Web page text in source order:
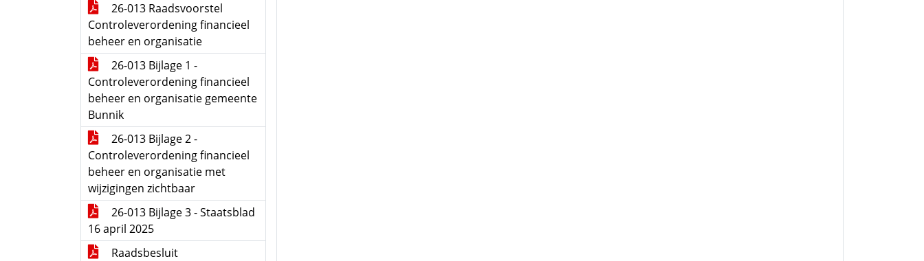
26-013 Raadsvoorstel
Controleverordening financieel
beheer en organisatie
26-013 Bijlage 1 -
Controleverordening financieel
beheer en organisatie gemeente
Bunnik
26-013 Bijlage 2 -
Controleverordening financieel
beheer en organisatie met
wijzigingen zichtbaar
26-013 Bijlage 3 - Staatsblad
16 april 2025
Raadsbesluit